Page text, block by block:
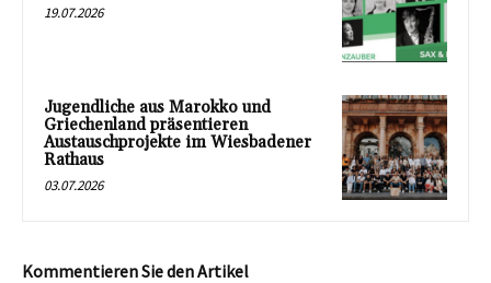
19.07.2026
Jugendliche aus Marokko und
Griechenland präsentieren
Austauschprojekte im Wiesbadener
Rathaus
03.07.2026
Kommentieren Sie den Artikel